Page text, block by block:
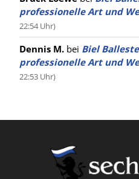
professionelle Art und
22:54 Uhr)
Dennis M. bei Biel
professionelle Art und
22:53 Uhr)